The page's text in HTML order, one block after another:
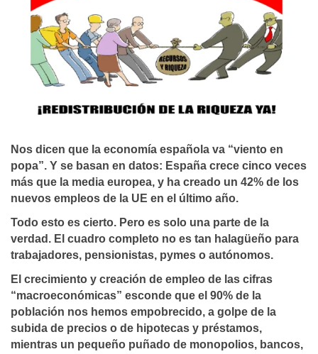
Nos dicen que la economía española va “viento en
popa”. Y se basan en datos: España crece cinco veces
más que la media europea, y ha creado un 42% de los
nuevos empleos de la UE en el último año.
Todo esto es cierto. Pero es solo una parte de la
verdad. El cuadro completo no es tan halagüeño para
trabajadores, pensionistas, pymes o autónomos.
El crecimiento y creación de empleo de las cifras
“macroeconómicas” esconde que el 90% de la
población nos hemos empobrecido, a golpe de la
subida de precios o de hipotecas y préstamos,
mientras un pequeño puñado de monopolios, bancos,